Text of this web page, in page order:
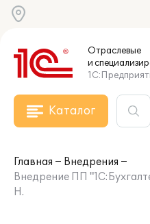
Отраслевые
и
Каталог
Главная
Внедрения
Внедрение ПП
Н.